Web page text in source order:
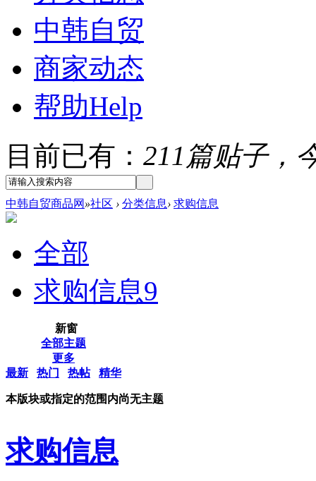
中韩自贸
商家动态
帮助Help
目前已有： 211篇贴子，
中韩自贸商品网 »社区 › 分类信息› 求购信息
全部
求购信息9
新窗
全部主题
更多
最新
热门 热帖 精华
本版块或指定的范围内尚无主题
求购信息